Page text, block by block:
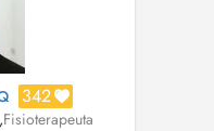
342
,Fisioterapeuta